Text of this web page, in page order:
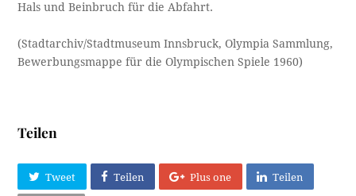
Hals und Beinbruch für die Abfahrt.
(Stadtarchiv/Stadtmuseum Innsbruck, Olympia Sammlung,
Bewerbungsmappe für die Olympischen Spiele 1960)
Teilen
Tweet Teilen Plus one Teilen